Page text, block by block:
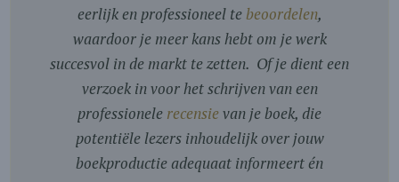
eerlijk en professioneel te beoordelen,
waardoor je meer kans hebt om je werk
succesvol in de markt te zetten. Of je dient een
verzoek in voor het schrijven van een
professionele recensievan je boek, die
potentiële lezers inhoudelijk over jouw
boekproductie adequaat informeert én